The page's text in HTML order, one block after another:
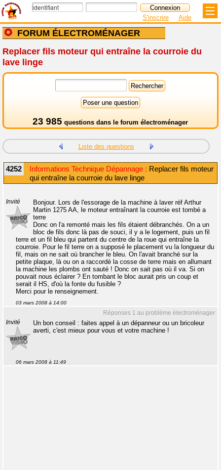
FORUM ÉLECTROMÉNAGER
S'inscrire Aide
Replacer fils moteur qui entraîne la courroie du
lave linge
23 985 questions dans le forum électroménager
Liste des questions
4252 Informations Technique Dépannage : Replacer fils moteur
qui entraîne la courroie du lave linge
Invité
Bonjour. Lors de l'essorage de la machine à laver réf Arthur
Martin 1275 AA, le moteur entraînant la courroie est tombé a
terre
Donc on l'a remonté mais les fils étaient débranchés. On a un
bloc de fils donc là pas de souci, il y a le logement, puis un fil
terre et un fil bleu qui partent du centre de la roue qui entraîne la
courroie. Pour le fil terre on a supposé le placement vu la longueur du
fil, mais on ne sait où brancher le bleu. On l'avait branché sur la
petite plaque, là ou on a raccordé la cosse de terre mais en allumant
la machine les plombs ont sauté ! Donc on sait pas où il va. Si on
pouvait nous éclairer ? En tombant le bloc aurait pris un coup et
serait il HS, d'où la fonte du fusible ?
Merci pour le renseignement.
03 mars 2008 à 14:00
Réponses 1 au problème électroménager
Invité
Un bon conseil : faites appel à un dépanneur ou un bricoleur
averti, c'est mieux pour vous et votre machine !
06 mars 2008 à 11:49